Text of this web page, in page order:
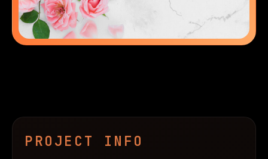
PROJECT INFO